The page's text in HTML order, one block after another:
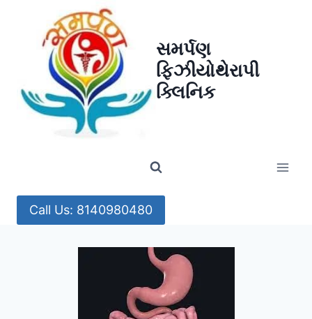
સમર્પણ
ફિઝીયોથેરાપી
ક્લિનિક
Call Us: 8140980480